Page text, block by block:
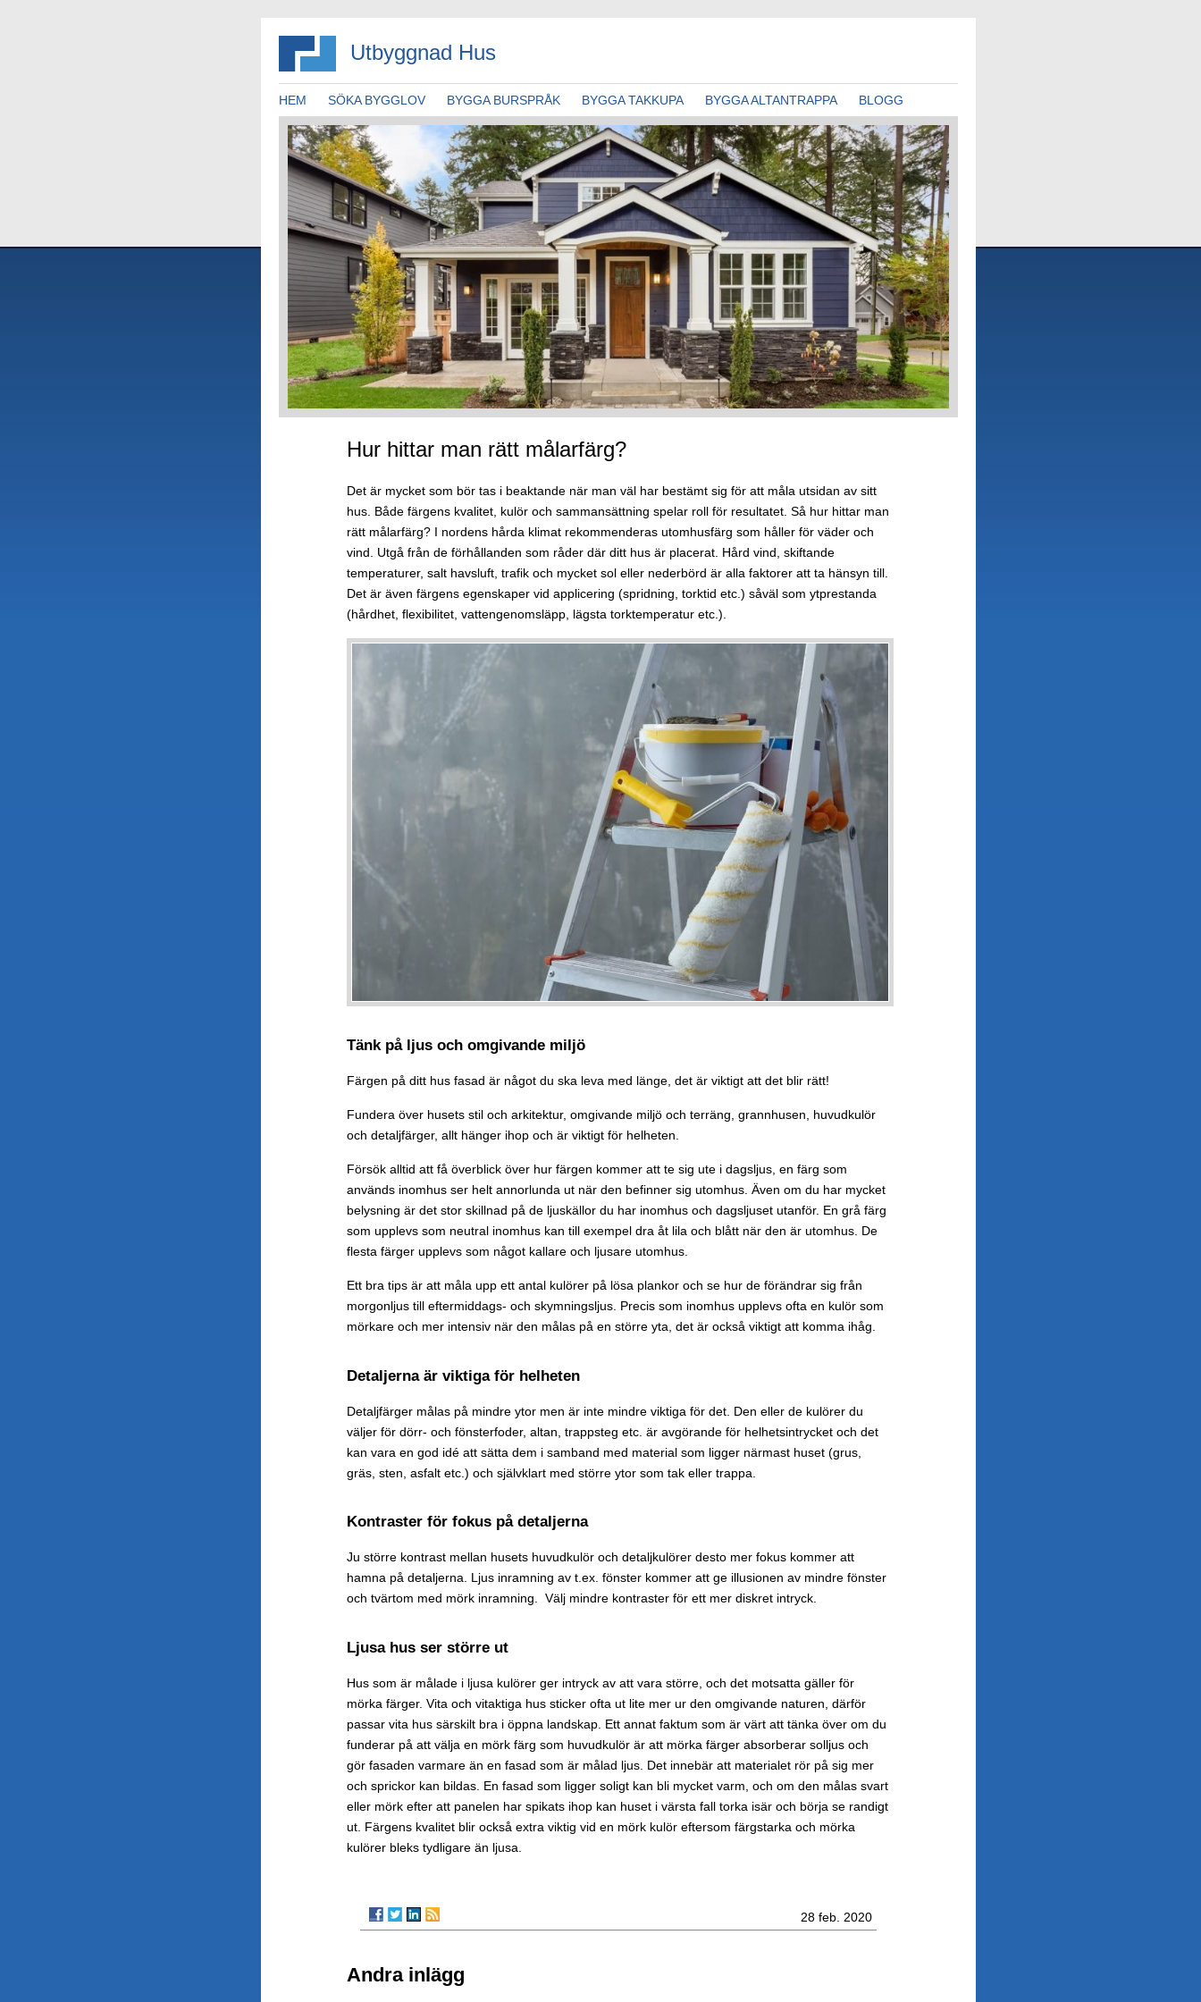
Utbyggnad Hus
HEM SÖKA BYGGLOV BYGGA BURSPRÅK BYGGA TAKKUPA BYGGA ALTANTRAPPA BLOGG
Hur hittar man rätt målarfärg?
Det är mycket som bör tas i beaktande när man väl har bestämt sig för att måla utsidan av sitt
hus. Både färgens kvalitet, kulör och sammansättning spelar roll för resultatet. Så hur hittar man
rätt målarfärg? I nordens hårda klimat rekommenderas utomhusfärg som håller för väder och
vind. Utgå från de förhållanden som råder där ditt hus är placerat. Hård vind, skiftande
temperaturer, salt havsluft, trafik och mycket sol eller nederbörd är alla faktorer att ta hänsyn till.
Det är även färgens egenskaper vid applicering (spridning, torktid etc.) såväl som ytprestanda
(hårdhet, flexibilitet, vattengenomsläpp, lägsta torktemperatur etc.).
Tänk på ljus och omgivande miljö
Färgen på ditt hus fasad är något du ska leva med länge, det är viktigt att det blir rätt!
Fundera över husets stil och arkitektur, omgivande miljö och terräng, grannhusen, huvudkulör
och detaljfärger, allt hänger ihop och är viktigt för helheten.
Försök alltid att få överblick över hur färgen kommer att te sig ute i dagsljus, en färg som
används inomhus ser helt annorlunda ut när den befinner sig utomhus. Även om du har mycket
belysning är det stor skillnad på de ljuskällor du har inomhus och dagsljuset utanför. En grå färg
som upplevs som neutral inomhus kan till exempel dra åt lila och blått när den är utomhus. De
flesta färger upplevs som något kallare och ljusare utomhus.
Ett bra tips är att måla upp ett antal kulörer på lösa plankor och se hur de förändrar sig från
morgonljus till eftermiddags- och skymningsljus. Precis som inomhus upplevs ofta en kulör som
mörkare och mer intensiv när den målas på en större yta, det är också viktigt att komma ihåg.
Detaljerna är viktiga för helheten
Detaljfärger målas på mindre ytor men är inte mindre viktiga för det. Den eller de kulörer du
väljer för dörr- och fönsterfoder, altan, trappsteg etc. är avgörande för helhetsintrycket och det
kan vara en god idé att sätta dem i samband med material som ligger närmast huset (grus,
gräs, sten, asfalt etc.) och självklart med större ytor som tak eller trappa.
Kontraster för fokus på detaljerna
Ju större kontrast mellan husets huvudkulör och detaljkulörer desto mer fokus kommer att
hamna på detaljerna. Ljus inramning av t.ex. fönster kommer att ge illusionen av mindre fönster
och tvärtom med mörk inramning. Välj mindre kontraster för ett mer diskret intryck.
Ljusa hus ser större ut
Hus som är målade i ljusa kulörer ger intryck av att vara större, och det motsatta gäller för
mörka färger. Vita och vitaktiga hus sticker ofta ut lite mer ur den omgivande naturen, därför
passar vita hus särskilt bra i öppna landskap. Ett annat faktum som är värt att tänka över om du
funderar på att välja en mörk färg som huvudkulör är att mörka färger absorberar solljus och
gör fasaden varmare än en fasad som är målad ljus. Det innebär att materialet rör på sig mer
och sprickor kan bildas. En fasad som ligger soligt kan bli mycket varm, och om den målas svart
eller mörk efter att panelen har spikats ihop kan huset i värsta fall torka isär och börja se randigt
ut. Färgens kvalitet blir också extra viktig vid en mörk kulör eftersom färgstarka och mörka
kulörer bleks tydligare än ljusa.
28 feb. 2020
Andra inlägg